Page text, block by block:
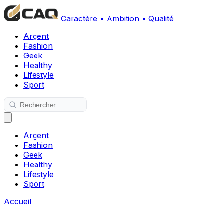
Caractère • Ambition • Qualité
Argent
Fashion
Geek
Healthy
Lifestyle
Sport
Argent
Fashion
Geek
Healthy
Lifestyle
Sport
Accueil